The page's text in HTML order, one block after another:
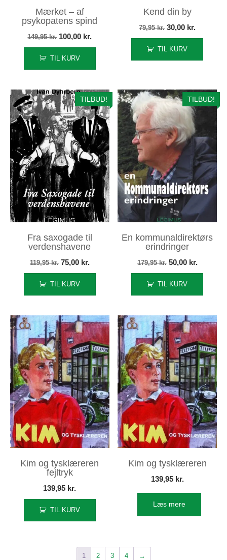
Mærket – af
psykopatens spind
149,95kr. Den
oprindelige
pris
149,95 kr..
100,00 kr.
aktuelle
100,00 kr..
TIL KURV
Kend din by
79,95kr. Den
oprindelige
pris
30,00 kr.
aktuelle
TIL KURV
TILBUD!
Fra saxogade til
verdenshavene
119,95kr. Den
oprindelige
pris
119,95 kr..
75,00 kr.
aktuelle
75,00 kr..
TIL KURV
TILBUD!
En kommunaldirektørs
erindringer
179,95kr. Den
oprindelige
pris
179,95 kr..
50,00 kr.
aktuelle
50,00
TIL KURV
Kim og tysklæreren
fejltryk
139,95 kr.
TIL KURV
Kim og tysklæreren
139,95 kr.
Læs mere
1 2 3 4 →